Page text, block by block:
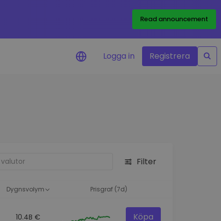
Read announcement
Logga in Registrera
Filter
Dygnsvolym Prisgraf (7d)
10.4B € Köpa